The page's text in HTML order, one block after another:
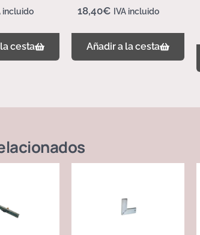
incluido
cesta
18,40€ IVA incluido
Añadir a la cesta